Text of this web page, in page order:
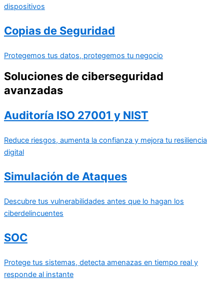
dispositivos
Copias de Seguridad
Protegemos tus datos, protegemos tu negocio
Soluciones de ciberseguridad
avanzadas
Auditoría ISO 27001 y NIST
Reduce riesgos, aumenta la confianza y mejora tu resiliencia
digital
Simulación de Ataques
Descubre tus vulnerabilidades antes que lo hagan los
ciberdelincuentes
SOC
Protege tus sistemas, detecta amenazas en tiempo real y
responde al instante